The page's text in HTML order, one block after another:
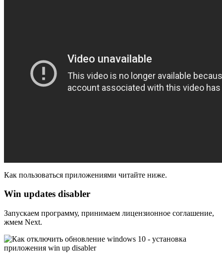
Как пользоваться приложениями читайте ниже.
Win updates disabler
Запускаем программу, принимаем лицензионное соглашение,
жмем Next.